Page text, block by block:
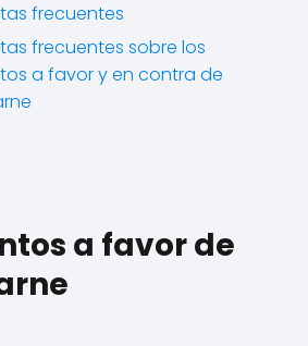
frecuentes
frecuentes sobre los
a favor y en contra de
a favor de